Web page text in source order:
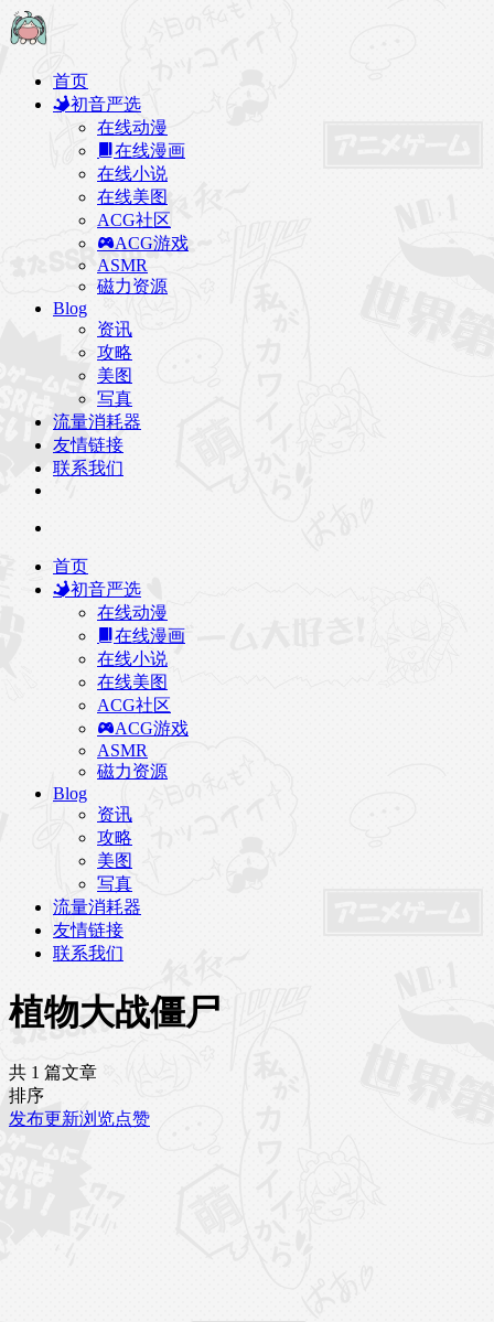
首页
初音严选
在线动漫
在线漫画
在线小说
在线美图
ACG社区
ACG游戏
ASMR
磁力资源
Blog
资讯
攻略
美图
写真
流量消耗器
友情链接
联系我们
首页
初音严选
在线动漫
在线漫画
在线小说
在线美图
ACG社区
ACG游戏
ASMR
磁力资源
Blog
资讯
攻略
美图
写真
流量消耗器
友情链接
联系我们
植物大战僵尸
共 1 篇文章
排序
发布更新浏览点赞